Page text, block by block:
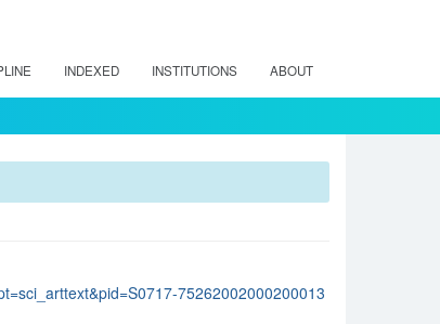
INDEXED INSTITUTIONS ABOUT
75262002000200013